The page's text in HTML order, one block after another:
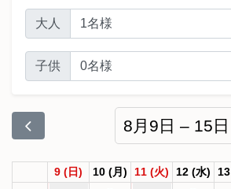
大人
子供
8月9日 – 15日
9 (日) 10 (月) 11 (火) 12 (水) 13